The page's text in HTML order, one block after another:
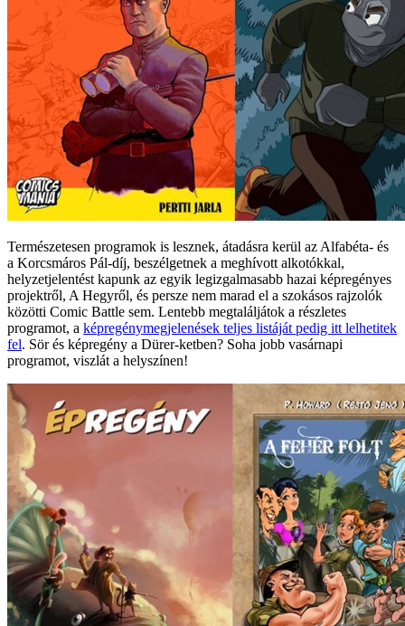
Természetesen programok is lesznek, átadásra kerül az Alfabéta- és
a Korcsmáros Pál-díj, beszélgetnek a meghívott alkotókkal,
helyzetjelentést kapunk az egyik legizgalmasabb hazai képregényes
projektről, A Hegyről, és persze nem marad el a szokásos rajzolók
közötti Comic Battle sem. Lentebb megtaláljátok a részletes
programot, a képregénymegjelenések teljes listáját pedig itt lelhetitek
fel. Sör és képregény a Dürer-ketben? Soha jobb vasárnapi
programot, viszlát a helyszínen!